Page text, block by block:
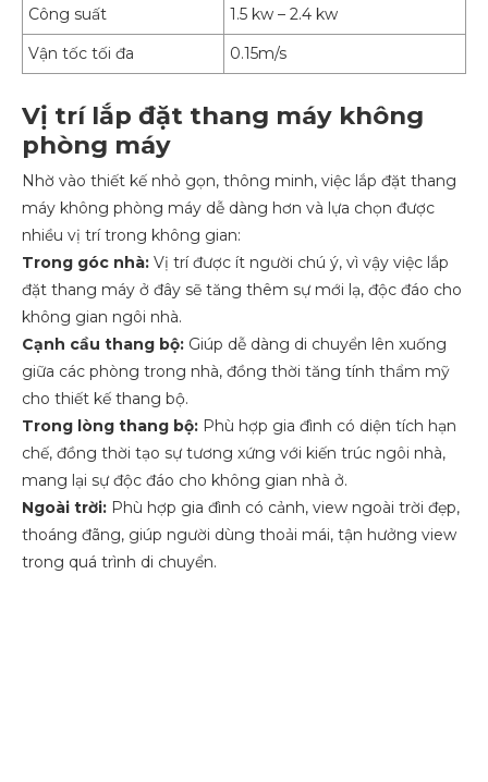
Công suất
1.5 kw – 2.4 kw
Vận tốc tối đa
0.15m/s
Vị trí lắp đặt thang máy không
phòng máy
Nhờ vào thiết kế nhỏ gọn, thông minh, việc lắp đặt thang
máy không phòng máy dễ dàng hơn và lựa chọn được
nhiều vị trí trong không gian:
Trong góc nhà: Vị trí được ít người chú ý, vì vậy việc lắp
đặt thang máy ở đây sẽ tăng thêm sự mới lạ, độc đáo cho
không gian ngôi nhà.
Cạnh cầu thang bộ: Giúp dễ dàng di chuyển lên xuống
giữa các phòng trong nhà, đồng thời tăng tính thẩm mỹ
cho thiết kế thang bộ.
Trong lòng thang bộ: Phù hợp gia đình có diện tích hạn
chế, đồng thời tạo sự tương xứng với kiến trúc ngôi nhà,
mang lại sự độc đáo cho không gian nhà ở.
Ngoài trời: Phù hợp gia đình có cảnh, view ngoài trời đẹp,
thoáng đãng, giúp người dùng thoải mái, tận hưởng view
trong quá trình di chuyển.